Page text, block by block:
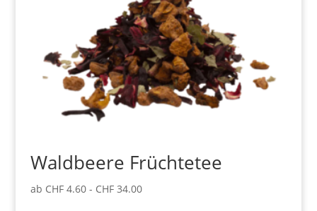
Waldbeere Früchtetee
ab CHF4.60- CHF34.00